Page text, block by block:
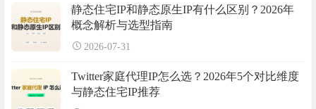
静态住宅IP和静态原生IP有什么区别？2026年
概念解析与选型指南
2026-07-31
Twitter家庭代理IP怎么选？2026年5个对比维度
与静态住宅IP推荐